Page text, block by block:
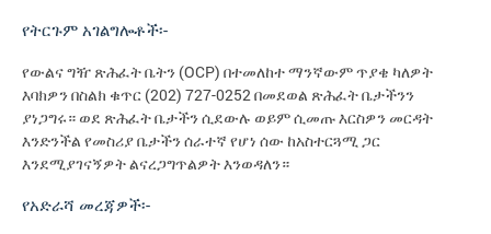
የትርጉም አገልግሎቶች፡-
የውልና ግዥ ጽሕፈት ቤትን (OCP) በተመለከተ ማንኛውም ጥያቄ ካለዎት
እባክዎን በስልክ ቁጥር (202) 727-0252 በመደወል ጽሕፈት ቤታችንን
ያነጋግሩ። ወደ ጽሕፈት ቤታችን ሲደውሉ ወይም ሲመጡ እርስዎን መርዳት
እንድንችል የመስሪያ ቤታችን ሰራተኛ የሆነ ሰው ከአስተርጓሚ ጋር
እንደሚያገናኝዎት ልናረጋግጥልዎት እንወዳለን።
የአድራሻ መረጃዎች፡-